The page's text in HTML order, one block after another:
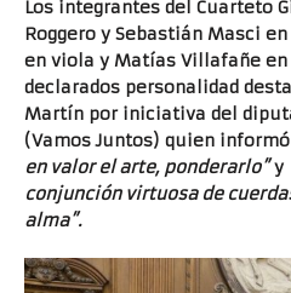
Los integrantes del Cuarteto
Roggero y Sebastián Masci
en viola y Matías Villafañe
declarados personalidad
Martín por iniciativa del
(Vamos Juntos) quien
en valor el arte, ponderarlo”y
conjunción virtuosa de
alma”.